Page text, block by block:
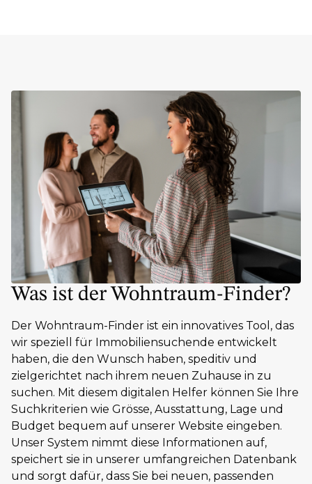
Was ist der Wohntraum-Finder?
Der Wohntraum-Finder ist ein innovatives Tool, das
wir speziell für Immobiliensuchende entwickelt
haben, die den Wunsch haben, speditiv und
zielgerichtet nach ihrem neuen Zuhause in zu
suchen. Mit diesem digitalen Helfer können Sie Ihre
Suchkriterien wie Grösse, Ausstattung, Lage und
Budget bequem auf unserer Website eingeben.
Unser System nimmt diese Informationen auf,
speichert sie in unserer umfangreichen Datenbank
und sorgt dafür, dass Sie bei neuen, passenden